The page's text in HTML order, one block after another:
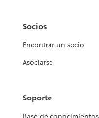
Socios
Encontrar un socio
Asociarse
Soporte
Base de conocimientos